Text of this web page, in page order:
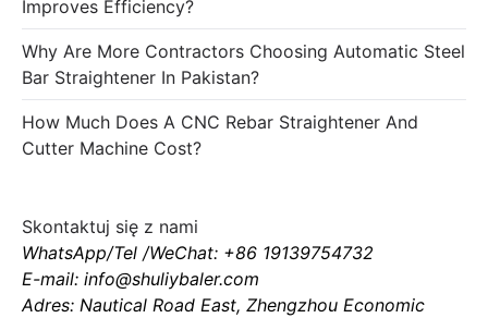
Improves Efficiency?
Why Are More Contractors Choosing Automatic Steel
Bar Straightener In Pakistan?
How Much Does A CNC Rebar Straightener And
Cutter Machine Cost?
Skontaktuj się z nami
WhatsApp/Tel /WeChat: +86 19139754732
E-mail: info@shuliybaler.com
Adres: Nautical Road East, Zhengzhou Economic